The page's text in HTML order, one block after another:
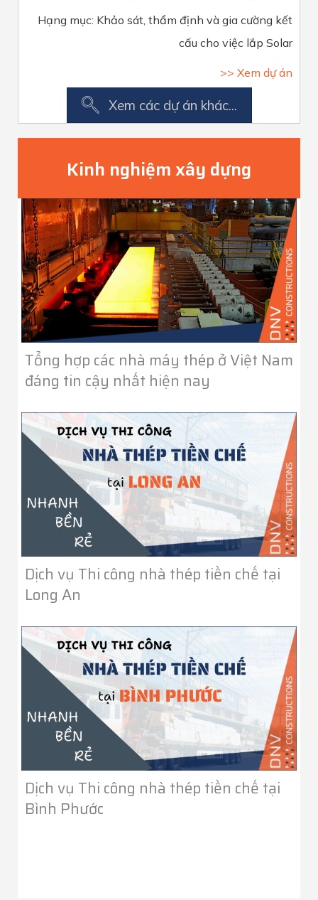
Hạng mục: Khảo sát, thẩm định và gia cường kết
cấu cho việc lắp Solar
>> Xem dự án
Xem các dự án khác...
Kinh nghiệm xây dựng
Tổng hợp các nhà máy thép ở Việt Nam
đáng tin cậy nhất hiện nay
Dịch vụ Thi công nhà thép tiền chế tại
Long An
Dịch vụ Thi công nhà thép tiền chế tại
Bình Phước